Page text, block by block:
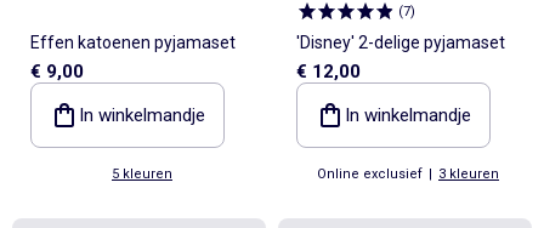
Effen katoenen pyjamaset
€ 9,00
In winkelmandje
5 kleuren
(7)
'Disney' 2-delige pyjamaset
€ 12,00
In winkelmandje
Online exclusief | 3 kleuren